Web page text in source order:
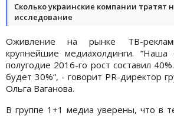
Сколько украинские компании тратят
исследование
Оживление на рынке ТВ-
крупнейшие медиахолдинги. “Наша
полугодие 2016-го рост составил
будет 30%“, - говорит PR-директор
Ольга Ваганова.
В группе 1+1 медиа уверены, что в